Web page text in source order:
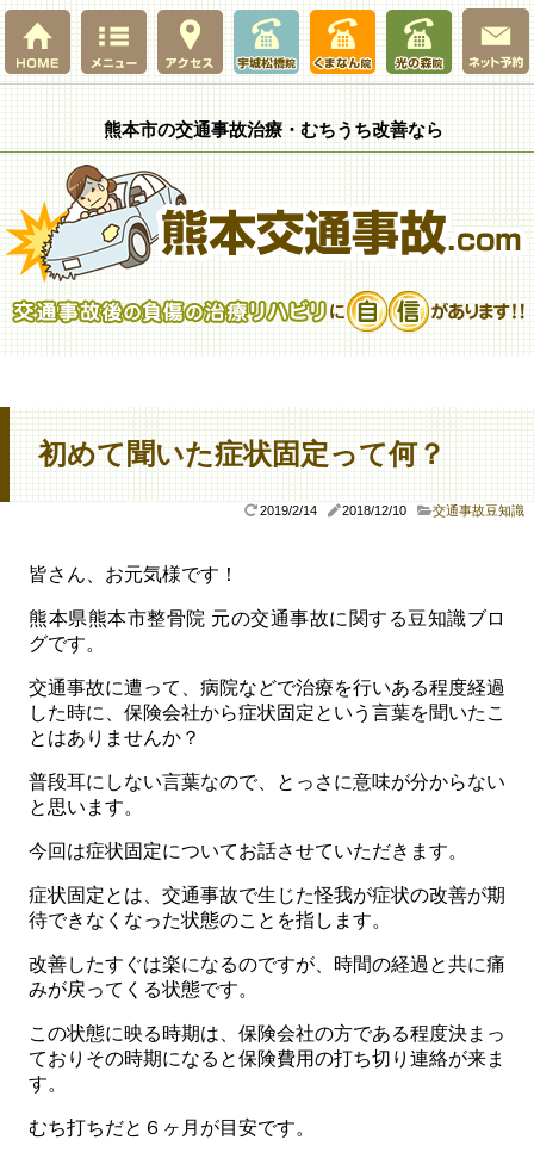
熊本市の交通事故治療・むちうち改善なら
初めて聞いた症状固定って何？
2019/2/14 2018/12/10 交通事故豆知識
皆さん、お元気様です！
熊本県熊本市整骨院 元の交通事故に関する豆知識ブロ
グです。
交通事故に遭って、病院などで治療を行いある程度経過
した時に、保険会社から症状固定という言葉を聞いたこ
とはありませんか？
普段耳にしない言葉なので、とっさに意味が分からない
と思います。
今回は症状固定についてお話させていただきます。
症状固定とは、交通事故で生じた怪我が症状の改善が期
待できなくなった状態のことを指します。
改善したすぐは楽になるのですが、時間の経過と共に痛
みが戻ってくる状態です。
この状態に映る時期は、保険会社の方である程度決まっ
ておりその時期になると保険費用の打ち切り連絡が来ま
す。
むち打ちだと６ヶ月が目安です。